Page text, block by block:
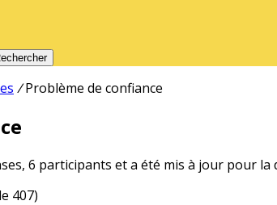
/ Problème de confiance
6 participants et a été mis à jour pour
407)